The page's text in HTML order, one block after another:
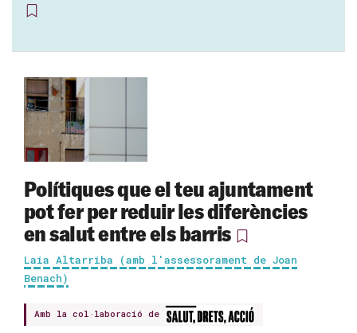
Polítiques que el teu ajuntament
pot fer per reduir les diferències
en salut entre els barris
Laia Altarriba (amb l'assessorament de Joan
Benach)
Amb la col·laboració de